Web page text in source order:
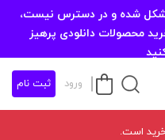
شده و در دسترس نیست،
محصولات دانلودی پرهیز
ورود ثبت نام
است.